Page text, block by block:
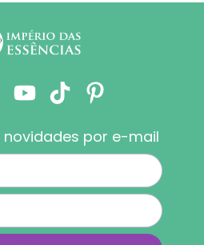
novidades por e-mail